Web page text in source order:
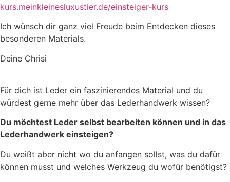
kurs.meinkleinesluxustier.de/einsteiger-kurs
Ich wünsch dir ganz viel Freude beim Entdecken dieses
besonderen Materials.
Deine Chrisi
Für dich ist Leder ein faszinierendes Material und du
würdest gerne mehr über das Lederhandwerk wissen?
Du möchtest Leder selbst bearbeiten können und in das
Lederhandwerk einsteigen?
Du weißt aber nicht wo du anfangen sollst, was du dafür
können musst und welches Werkzeug du wofür benötigst?